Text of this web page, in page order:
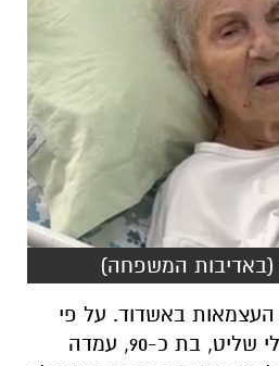
(באדיבות המשפחה)
באשדוד. על פי
הפרטים שפורסמו, לילי שליט, בת כ-90, עמדה